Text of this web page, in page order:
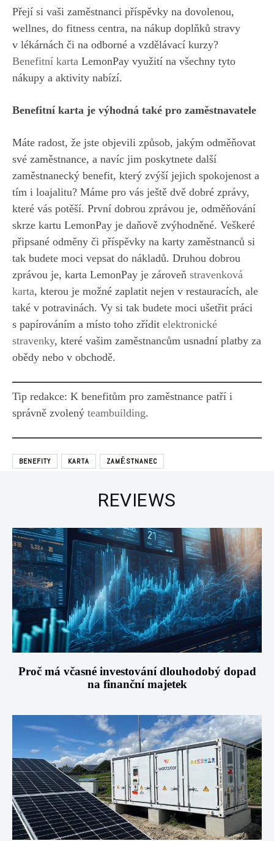
Přejí si vaši zaměstnanci příspěvky na dovolenou,
wellnes, do fitness centra, na nákup doplňků stravy
v lékárnách či na odborné a vzdělávací kurzy?
Benefitní karta LemonPay využití na všechny tyto
nákupy a aktivity nabízí.
Benefitní karta je výhodná také pro zaměstnavatele
Máte radost, že jste objevili způsob, jakým odměňovat
své zaměstnance, a navíc jim poskytnete další
zaměstnanecký benefit, který zvýší jejich spokojenost a
tím i loajalitu? Máme pro vás ještě dvě dobré zprávy,
které vás potěší. První dobrou zprávou je, odměňování
skrze kartu LemonPay je daňově zvýhodněné. Veškeré
připsané odměny či příspěvky na karty zaměstnanců si
tak budete moci vepsat do nákladů. Druhou dobrou
zprávou je, karta LemonPay je zároveň stravenková
karta, kterou je možné zaplatit nejen v restauracích, ale
také v potravinách. Vy si tak budete moci ušetřit práci
s papírováním a místo toho zřídit elektronické
stravenky, které vašim zaměstnancům usnadní platby za
obědy nebo v obchodě.
Tip redakce: K benefitům pro zaměstnance patří i
správně zvolený teambuilding.
BENEFITY KARTA ZAMĚSTNANEC
REVIEWS
Proč má včasné investování dlouhodobý dopad
na finanční majetek